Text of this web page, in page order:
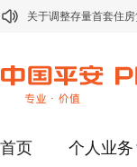
关于调整存量首套住
关于修订《平安银行
关于我行聚金宝交易
首页 个人业务